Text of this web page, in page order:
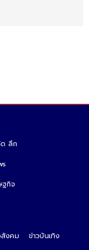
ลึก
ฐกิจ
สังคม
ข่าวบันเทิง